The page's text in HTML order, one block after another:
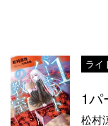
ライ
1
松村